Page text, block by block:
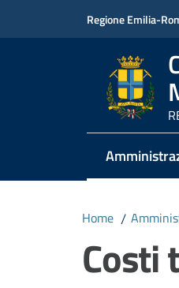
Regione Emilia-
Menu
Home /
Costi